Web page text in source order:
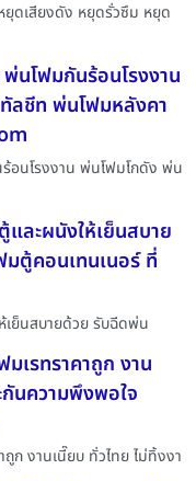
ยุดเสียงดัง หยุดรั่วซึม หยุด
นโฟมกันร้อนโรงงาน
ลชีท พ่นโฟมหลังคา
อนโรงงาน พ่นโฟมโกดัง พ่น
ละผนังให้เย็นสบาย
ตู้คอนเทนเนอร์ ที่
ย็นสบายด้วย รับฉีดพ่น
เรทราคาถูก งาน
นความพึงพอใจ
ก งานเนี๊ยบ ทั่วไทย ไม่ทิ้งงา